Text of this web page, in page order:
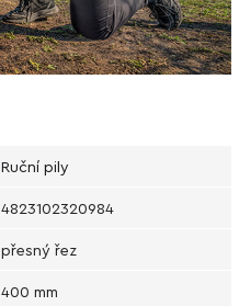
Ruční pily
4823102320984
přesný řez
400 mm